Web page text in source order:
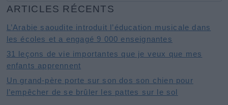
ARTICLES RÉCENTS
L’Arabie saoudite introduit l’éducation musicale dans
les écoles et a engagé 9 000 enseignantes
31 leçons de vie importantes que je veux que mes
enfants apprennent
Un grand-père porte sur son dos son chien pour
l’empêcher de se brûler les pattes sur le sol